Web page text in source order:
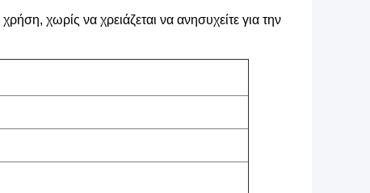
χωρίς να χρειάζεται να ανησυχείτε για την